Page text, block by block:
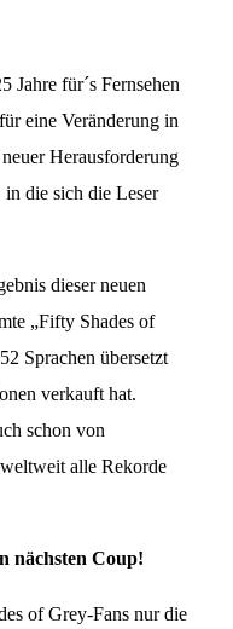
Jahre für´s Fernsehen
eine Veränderung in
Herausforderung
in die sich die Leser
dieser neuen
„Fifty Shades of
Sprachen übersetzt
verkauft hat.
schon von
alle Rekorde
nächsten Coup!
of Grey-Fans nur die